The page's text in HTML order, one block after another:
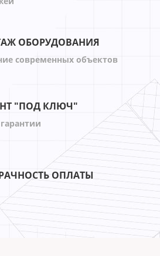
ОБОРУДОВАНИЯ
современных объектов
"ПОД КЛЮЧ"
ОПЛАТЫ